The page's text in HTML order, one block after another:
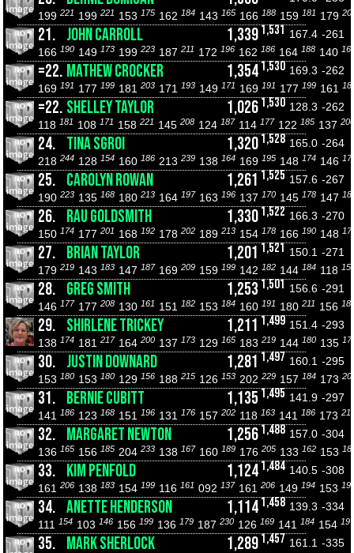
199 221 199 221 153 175 162 184 143 165 166 188 159 181 179
21. JOHN CARROLL 1,3391,531 167.4 -261
166 190 149 173 199 223 187 211 172 196 162 186 164 188 140
=22. MATHEW CROCKER 1,3541,530 169.3 -262
169 191 177 199 181 203 171 193 149 171 169 191 177 199 161
=22. SHELLEY TAYLOR 1,0261,530 128.3 -262
118 181 108 171 158 221 145 208 124 187 114 177 122 185 137 200
24. TINA SGROI 1,3201,528 165.0 -264
218 244 128 154 160 186 213 239 138 164 169 195 148 174 146
25. CAROLYN ROWAN 1,261 1,525 157.6 -267
190 223 135 168 180 213 164 197 163 196 137 170 145 178 147
26. RAU GOLDSMITH 1,3301,522 166.3 -270
150 174 177 201 168 192 178 202 189 213 154 178 166 190 148
27. BRIAN TAYLOR 1,201 1,521 150.1 -271
179 219 143 183 147 187 169 209 159 199 142 182 144 184 118
28. GREG SMITH 1,253 1,501 156.6 -291
146 177 177 208 130 161 151 182 153 184 160 191 180 211 156
29. SHIRLENE TRICKEY 1,211 1,499 151.4 -293
138 174 181 217 164 200 137 173 129 165 183 219 144 180 135
30. JUSTIN DOWNARD 1,281 1,497 160.1 -295
153 180 153 180 129 156 188 215 126 153 202 229 157 184 173
31. BERNIE CUBITT 1,135 1,495 141.9 -297
141
186 123 168 151 196 131 176 157 202 118 163 141 186 173
32. MARGARET NEWTON 1,2561,488 157.0 -304
136 165 156 185 204 233 138 167 160 189 176 205 133 162 153
33. KIM PENFOLD 1,1241,484 140.5 -308
161 206 138 183 154 199 116 161 092 137 161 206 149 194 153
34. ANETTE HENDERSON 1,1141,458 139.3 -334
111
154 103 146 156 199 136 179 187 230 126 169 141 184 154 197
35. MARK SHERLOCK 1,2891,457 161.1 -335